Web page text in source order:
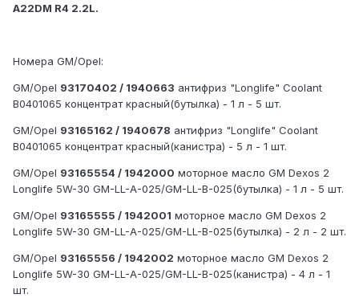
A22DM R4 2.2L.
Номера GM/Opel:
GM/Opel 93170402 / 1940663 антифриз "Longlife" Coolant
B0401065 концентрат красный(бутылка) - 1 л - 5 шт.
GM/Opel 93165162 / 1940678 антифриз "Longlife" Coolant
B0401065 концентрат красный(канистра) - 5 л - 1 шт.
GM/Opel 93165554 / 1942000 моторное масло GM Dexos 2
Longlife 5W-30 GM-LL-A-025/GM-LL-B-025(бутылка) - 1 л - 5 шт.
GM/Opel 93165555 / 1942001 моторное масло GM Dexos 2
Longlife 5W-30 GM-LL-A-025/GM-LL-B-025(бутылка) - 2 л - 2 шт.
GM/Opel 93165556 / 1942002 моторное масло GM Dexos 2
Longlife 5W-30 GM-LL-A-025/GM-LL-B-025(канистра) - 4 л - 1
шт.